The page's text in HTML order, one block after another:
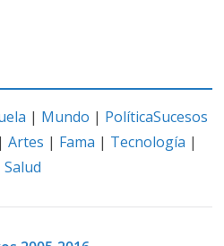
| Mundo | PolíticaSucesos
|Artes | Fama | Tecnología |
Salud